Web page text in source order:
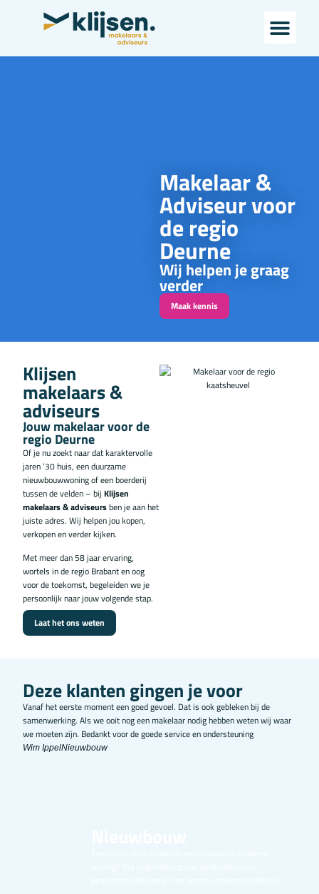
Makelaar &
Adviseur voor
de regio
Deurne
Wij helpen je graag
verder
Maak kennis
Klijsen
makelaars &
adviseurs
Jouw makelaar voor de
regio Deurne
Of je nu zoekt naar dat karaktervolle
jaren ’30 huis, een duurzame
nieuwbouwwoning of een boerderij
tussen de velden – bij Klijsen
makelaars & adviseursben je aan het
juiste adres. Wij helpen jou kopen,
verkopen en verder kijken.
Met meer dan 58 jaar ervaring,
wortels in de regio Brabant en oog
voor de toekomst, begeleiden we je
persoonlijk naar jouw volgende stap.
Laat het ons weten
Deze klanten gingen je voor
Vanaf het eerste moment een goed gevoel. Dat is ook gebleken bij de
samenwerking. Als we ooit nog een makelaar nodig hebben weten wij waar
we moeten zijn. Bedankt voor de goede service en ondersteuning
Wim IppelNieuwbouw